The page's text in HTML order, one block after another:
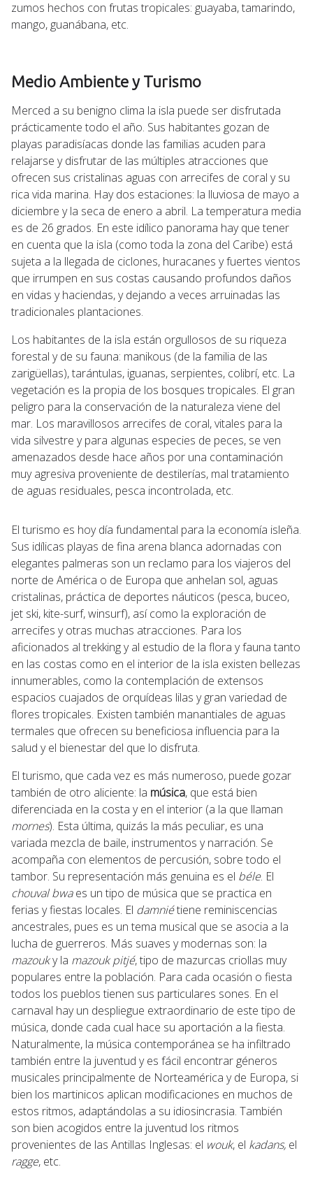
zumos hechos con frutas tropicales: guayaba, tamarindo,
mango, guanábana, etc.
Medio Ambiente y Turismo
Merced a su benigno clima la isla puede ser disfrutada
prácticamente todo el año. Sus habitantes gozan de
playas paradisíacas donde las familias acuden para
relajarse y disfrutar de las múltiples atracciones que
ofrecen sus cristalinas aguas con arrecifes de coral y su
rica vida marina. Hay dos estaciones: la lluviosa de mayo a
diciembre y la seca de enero a abril. La temperatura media
es de 26 grados. En este idílico panorama hay que tener
en cuenta que la isla (como toda la zona del Caribe) está
sujeta a la llegada de ciclones, huracanes y fuertes vientos
que irrumpen en sus costas causando profundos daños
en vidas y haciendas, y dejando a veces arruinadas las
tradicionales plantaciones.
Los habitantes de la isla están orgullosos de su riqueza
forestal y de su fauna: manikous (de la familia de las
zarigüellas), tarántulas, iguanas, serpientes, colibrí, etc. La
vegetación es la propia de los bosques tropicales. El gran
peligro para la conservación de la naturaleza viene del
mar. Los maravillosos arrecifes de coral, vitales para la
vida silvestre y para algunas especies de peces, se ven
amenazados desde hace años por una contaminación
muy agresiva proveniente de destilerías, mal tratamiento
de aguas residuales, pesca incontrolada, etc.
El turismo es hoy día fundamental para la economía isleña.
Sus idílicas playas de fina arena blanca adornadas con
elegantes palmeras son un reclamo para los viajeros del
norte de América o de Europa que anhelan sol, aguas
cristalinas, práctica de deportes náuticos (pesca, buceo,
jet ski, kite-surf, winsurf), así como la exploración de
arrecifes y otras muchas atracciones. Para los
aficionados al trekking y al estudio de la flora y fauna tanto
en las costas como en el interior de la isla existen bellezas
innumerables, como la contemplación de extensos
espacios cuajados de orquídeas lilas y gran variedad de
flores tropicales. Existen también manantiales de aguas
termales que ofrecen su beneficiosa influencia para la
salud y el bienestar del que lo disfruta.
El turismo, que cada vez es más numeroso, puede gozar
también de otro aliciente: la música, que está bien
diferenciada en la costa y en el interior (a la que llaman
mornes). Esta última, quizás la más peculiar, es una
variada mezcla de baile, instrumentos y narración. Se
acompaña con elementos de percusión, sobre todo el
tambor. Su representación más genuina es el béle. El
chouval bwaes un tipo de música que se practica en
ferias y fiestas locales. El damniétiene reminiscencias
ancestrales, pues es un tema musical que se asocia a la
lucha de guerreros. Más suaves y modernas son: la
mazouky la mazouk pitjé, tipo de mazurcas criollas muy
populares entre la población. Para cada ocasión o fiesta
todos los pueblos tienen sus particulares sones. En el
carnaval hay un despliegue extraordinario de este tipo de
música, donde cada cual hace su aportación a la fiesta.
Naturalmente, la música contemporánea se ha infiltrado
también entre la juventud y es fácil encontrar géneros
musicales principalmente de Norteamérica y de Europa, si
bien los martinicos aplican modificaciones en muchos de
estos ritmos, adaptándolas a su idiosincrasia. También
son bien acogidos entre la juventud los ritmos
provenientes de las Antillas Inglesas: el wouk, el kadans, el
ragge, etc.